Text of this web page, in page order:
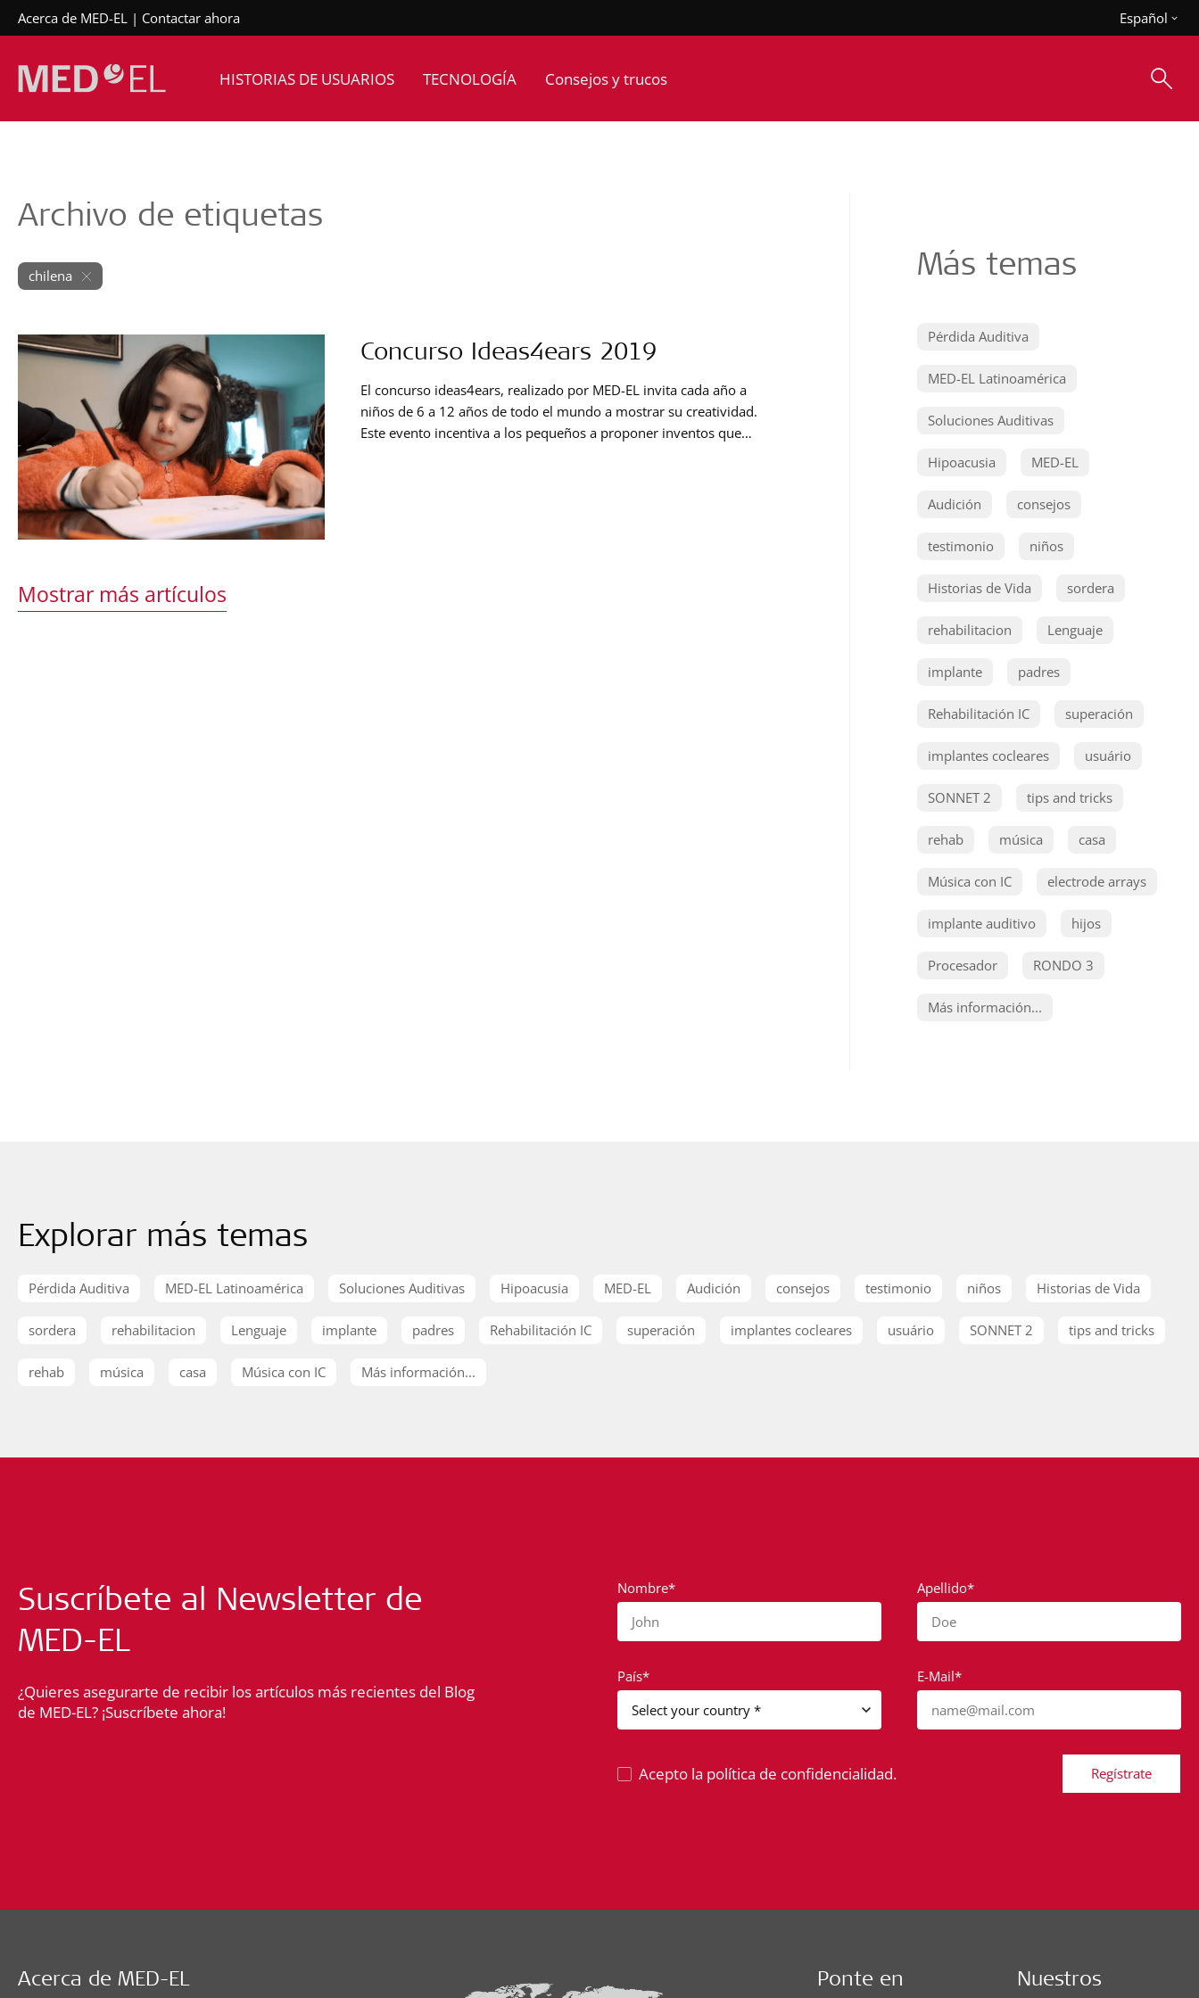
Acerca de MED-EL Contactar ahora Español
HISTORIAS DE USUARIOS TECNOLOGÍA Consejos y trucos
Archivo de etiquetas
chilena
Concurso Ideas4ears 2019
El concurso ideas4ears, realizado por MED-EL invita cada año a
niños de 6 a 12 años de todo el mundo a mostrar su creatividad.
Este evento incentiva a los pequeños a proponer inventos que
Mostrar más artículos
Más temas
Pérdida Auditiva
MED-EL Latinoamérica
Soluciones Auditivas
Hipoacusia MED-EL
Audición consejos
testimonio niños
Historias de Vida sordera
rehabilitacion Lenguaje
implante padres
Rehabilitación IC superación
implantes cocleares usuário
SONNET 2 tips and tricks
rehab música casa
Música con IC electrode arrays
implante auditivo hijos
Procesador RONDO 3
Más información...
Explorar más temas
Pérdida Auditiva MED-EL Latinoamérica Soluciones Auditivas Hipoacusia MED-EL Audición consejos testimonio niños Historias de Vida
sordera rehabilitacion Lenguaje implante padres Rehabilitación IC superación implantes cocleares usuário SONNET 2 tips and tricks
rehab música casa Música con IC Más información...
Suscríbete al Newsletter de
MED-EL
¿Quieres asegurarte de recibir los artículos más recientes del Blog
de MED-EL? ¡Suscríbete ahora!
Nombre*
John
Apellido*
Doe
País*
E-Mail*
name@mail.com
Acepto la política de confidencialidad. Regístrate
Acerca de MED-EL
Ponte en
Nuestros